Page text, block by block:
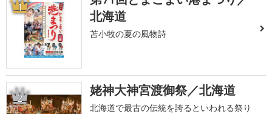
1
北海道
苫小牧の夏の風物詩
2 姥神大神宮渡御祭／北海道
北海道で最古の伝統を誇るといわれる祭り